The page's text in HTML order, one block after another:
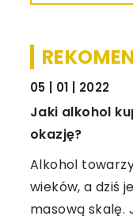
I CZŁOWIEK
| 2022
alkohol kupić na
towarzyszy
a dziś jest
skalę. Jest